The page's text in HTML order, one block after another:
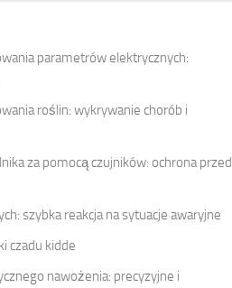
parametrów elektrycznych:
roślin: wykrywanie chorób i
za pomocą czujników: ochrona przed
szybka reakcja na sytuacje awaryjne
czadu kidde
nawożenia: precyzyjne i